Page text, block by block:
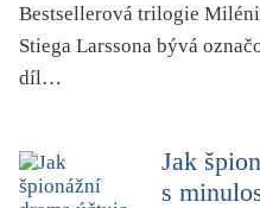
vztahy
young adult
zvíře
Bestsellerová trilogie
Stiega Larssona bývá
díl…
Jak
s